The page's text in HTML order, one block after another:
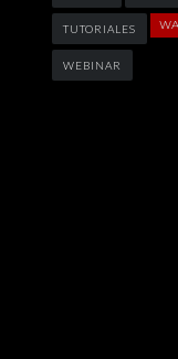
TUTORIALES
WEBINAR